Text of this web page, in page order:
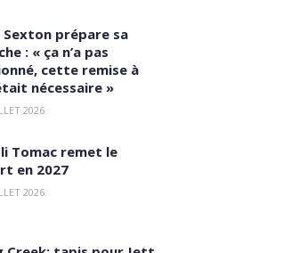
Sexton prépare sa
: « ça n’a pas
cette remise à
nécessaire »
2026
Tomac remet le
en 2027
2026